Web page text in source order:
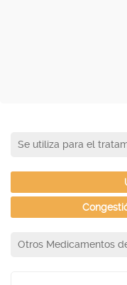
Se utiliza para el
Otros Medicamentos